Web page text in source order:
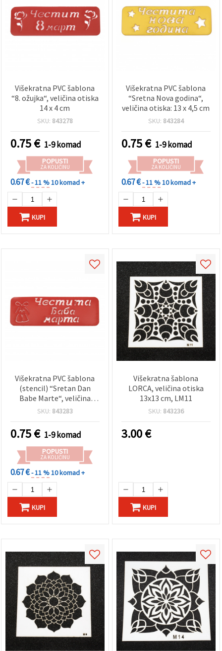
Višekratna PVC šablona
“8. ožujka“, veličina otiska
14 x 4 cm
SKU: 843278
0.75€ 1-9 komad
POPUSTI
ZA KOLIČINU
0.67 €- 11 %10 komad +
KUPI
Višekratna PVC šablona
“Sretna Nova godina“,
veličina otiska: 13 x 4,5 cm
SKU: 843284
0.75€ 1-9 komad
POPUSTI
ZA KOLIČINU
0.67 €- 11 %10 komad +
KUPI
Višekratna PVC šablona
(stencil) “Sretan Dan
Babe Marte“, veličina
otiska: 13 x 4,5 cm
SKU: 843283
0.75€ 1-9 komad
POPUSTI
ZA KOLIČINU
0.67 €- 11 %10 komad +
KUPI
Višekratna šablona
LORCA, veličina otiska
13x13 cm, LM11
SKU: 843236
3.00€
KUPI